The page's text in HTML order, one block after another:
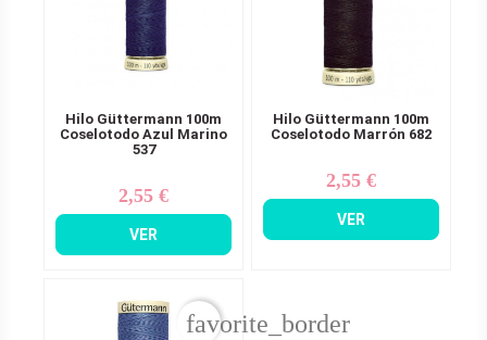
Hilo Güttermann 100m
Coselotodo Azul Marino
537
Precio
2,55 €
VER
Hilo Güttermann 100m
Coselotodo Marrón 682
Precio
2,55 €
VER
favorite_border